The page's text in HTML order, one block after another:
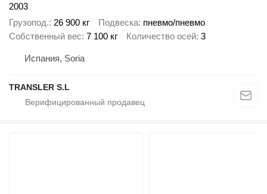
2003
Грузопод. 26 900 кг Подвеска пневмо/пневмо
Собственный вес 7 100 кг Количество осей 3
Испания, Soria
TRANSLER S.L